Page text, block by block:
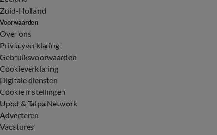
Zuid-Holland
Voorwaarden
Over ons
Privacyverklaring
Gebruiksvoorwaarden
Cookieverklaring
Digitale diensten
Cookie instellingen
Upod & Talpa Network
Adverteren
Vacatures